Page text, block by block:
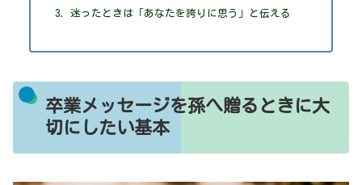
迷ったときは「あなたを誇りに思う」と伝える
卒業メッセージを孫へ贈るときに大
切にしたい基本